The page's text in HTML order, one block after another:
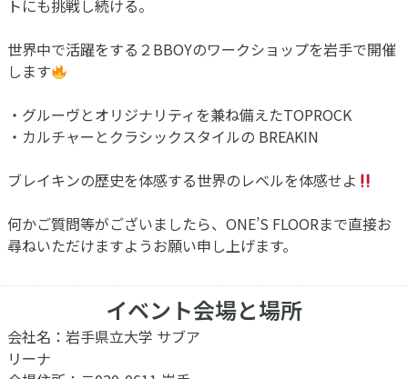
トにも挑戦し続ける。
世界中で活躍をする２BBOYのワークショップを岩手で開催
します
・グルーヴとオリジナリティを兼ね備えたTOPROCK
・カルチャーとクラシックスタイルの BREAKIN
ブレイキンの歴史を体感する世界のレベルを体感せよ
何かご質問等がございましたら、ONE’S FLOORまで直接お
尋ねいただけますようお願い申し上げます。
イベント会場と場所
会社名：岩手県立大学 サブア
リーナ